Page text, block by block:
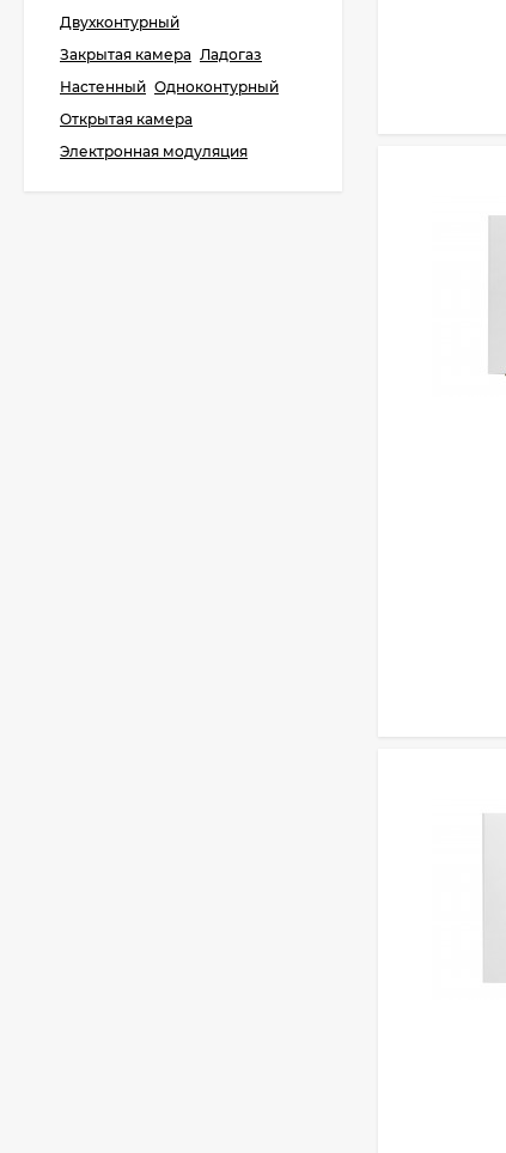
BAXI ECO Life 1.14F
60 400₽
Двухконтурный
Закрытая камера Ладогаз
Настенный Одноконтурный
Открытая камера
Электронная модуляция